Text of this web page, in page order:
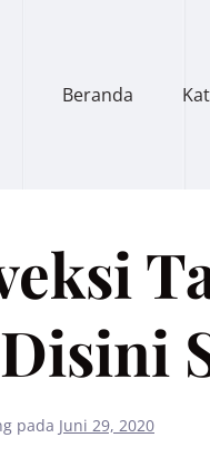
Beranda
pada Juni 29, 2020